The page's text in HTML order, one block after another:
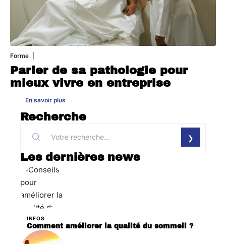
Forme
Parler de sa pathologie pour
mieux vivre en entreprise
En savoir plus
Recherche
Les dernières news
INFOS
Comment améliorer la qualité du sommeil ?